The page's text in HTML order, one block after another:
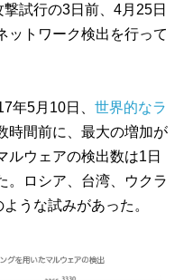
試行の3日前、4月25日
ットワーク検出を行って
年5月10日、 世界的なラ
時間前に、最大の増加が
ルウェアの検出数は1日
。ロシア、台湾、ウクラ
うな試みがあった。